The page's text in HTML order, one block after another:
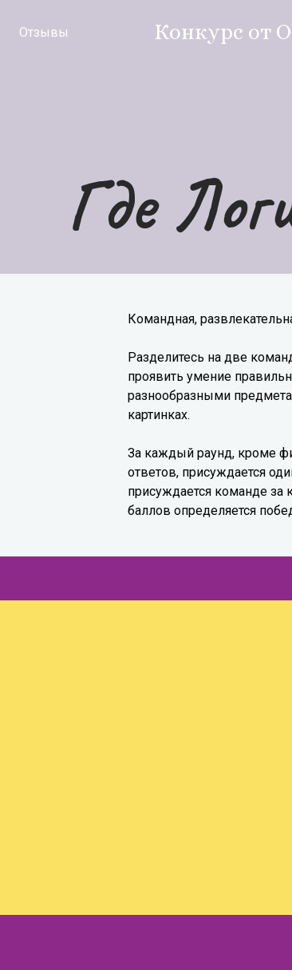
Отзывы Конкурс от
Где
Командная,
Разделитесь на две
проявить умение
разнообразными
картинках.
За каждый раунд, кроме
ответов, присуждается
присуждается команде
баллов определяется